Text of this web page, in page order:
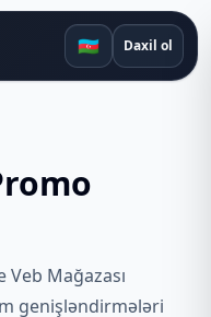
🇦🇿 Daxil ol
Mağazası
genişləndirmələri